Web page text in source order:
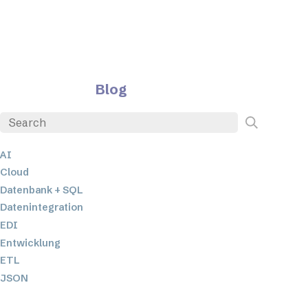
Blog
AI
Cloud
Datenbank + SQL
Datenintegration
EDI
Entwicklung
ETL
JSON